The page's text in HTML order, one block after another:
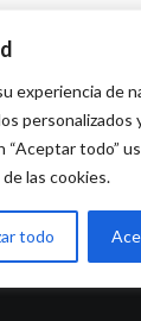
experiencia de
personalizados
todo”
las cookies.
todo